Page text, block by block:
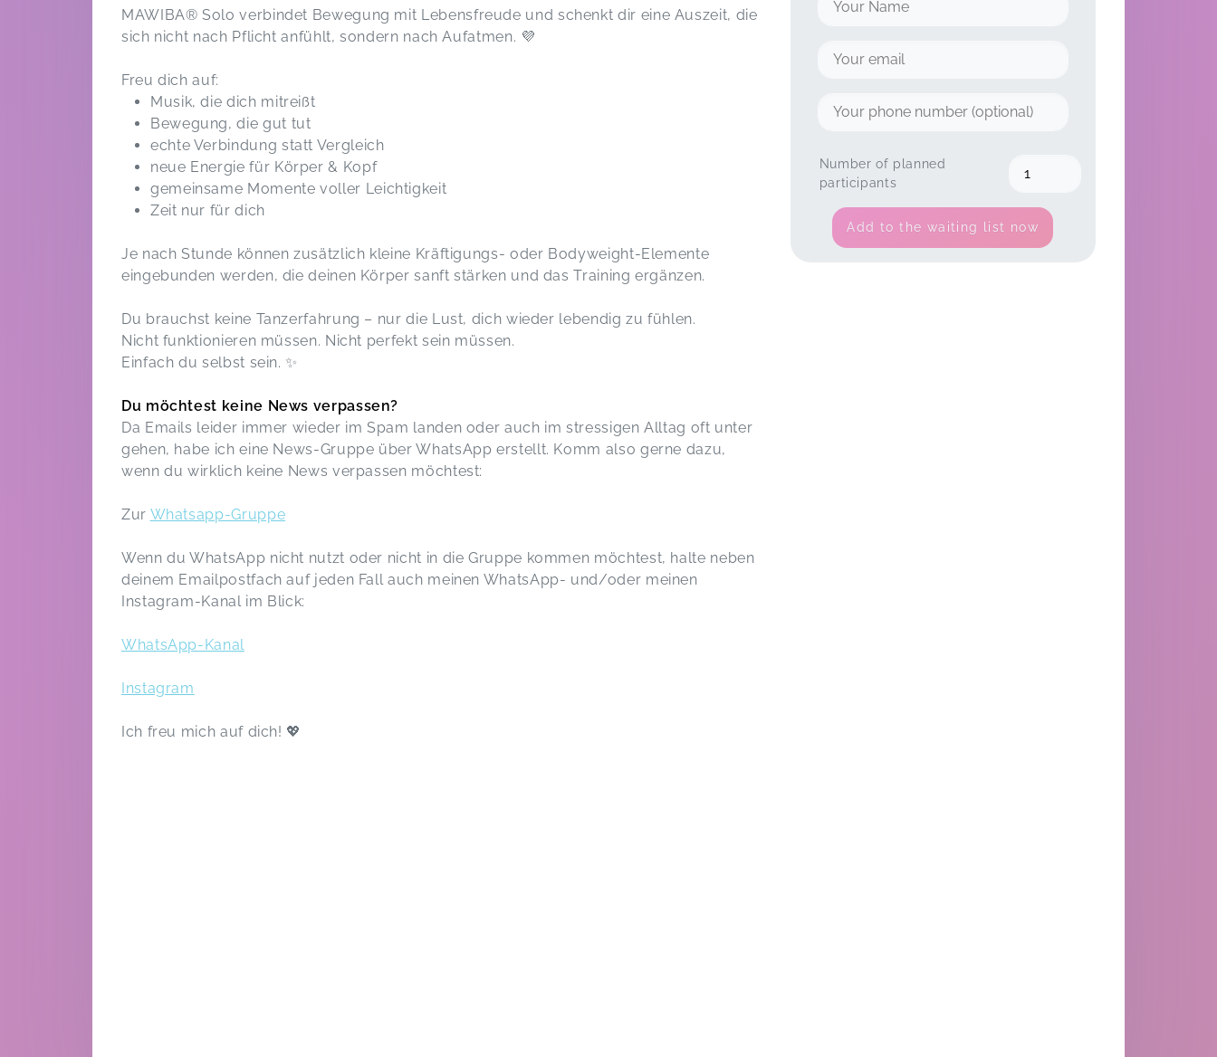
MAWIBA® Solo verbindet Bewegung mit Lebensfreude und schenkt dir eine Auszeit, die
sich nicht nach Pflicht anfühlt, sondern nach Aufatmen. 💜
Freu dich auf:
Musik, die dich mitreißt
Bewegung, die gut tut
echte Verbindung statt Vergleich
neue Energie für Körper & Kopf
gemeinsame Momente voller Leichtigkeit
Zeit nur für dich
Je nach Stunde können zusätzlich kleine Kräftigungs- oder Bodyweight-Elemente
eingebunden werden, die deinen Körper sanft stärken und das Training ergänzen.
Du brauchst keine Tanzerfahrung – nur die Lust, dich wieder lebendig zu fühlen.
Nicht funktionieren müssen. Nicht perfekt sein müssen.
Einfach du selbst sein. ✨
Du möchtest keine News verpassen?
Da Emails leider immer wieder im Spam landen oder auch im stressigen Alltag oft unter
gehen, habe ich eine News-Gruppe über WhatsApp erstellt. Komm also gerne dazu,
wenn du wirklich keine News verpassen möchtest:
Zur Whatsapp-Gruppe
Wenn du WhatsApp nicht nutzt oder nicht in die Gruppe kommen möchtest, halte neben
deinem Emailpostfach auf jeden Fall auch meinen WhatsApp- und/oder meinen
Instagram-Kanal im Blick:
WhatsApp-Kanal
Instagram
Ich freu mich auf dich! 💖
Number of planned
participants
Add to the waiting list now